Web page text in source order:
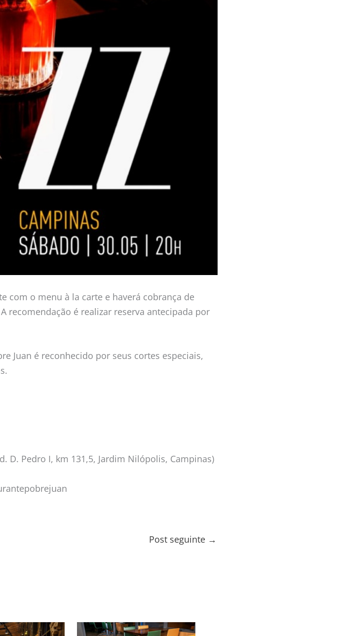
com o menu à la carte e haverá cobrança de
recomendação é realizar reserva antecipada por
Juan é reconhecido por seus cortes especiais,
D. Pedro I, km 131,5, Jardim Nilópolis, Campinas)
Post seguinte →